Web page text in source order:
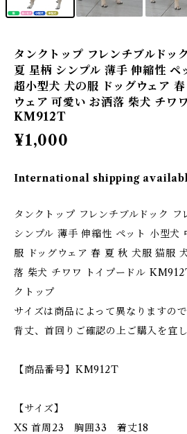
タンクトップ フレンチブルドッ
夏 星柄 シンプル 薄手 伸縮性 ペ
超小型犬 犬の服 ドッグウェア
ウェア 可愛い お洒落 柴犬 チワ
KM912T
¥1,000
International shipping
タンクトップ フレンチブルドック
シンプル 薄手 伸縮性 ペット 小型犬
服 ドッグウェア 春 夏 秋 犬服 猫服
落 柴犬 チワワ トイプードル
クトップ
サイズは商品によって異なりますの
背丈、首回りご確認の上ご購入を宜
【商品番号】KM912T
【サイズ】
XS 首周23 胸囲33 着丈18